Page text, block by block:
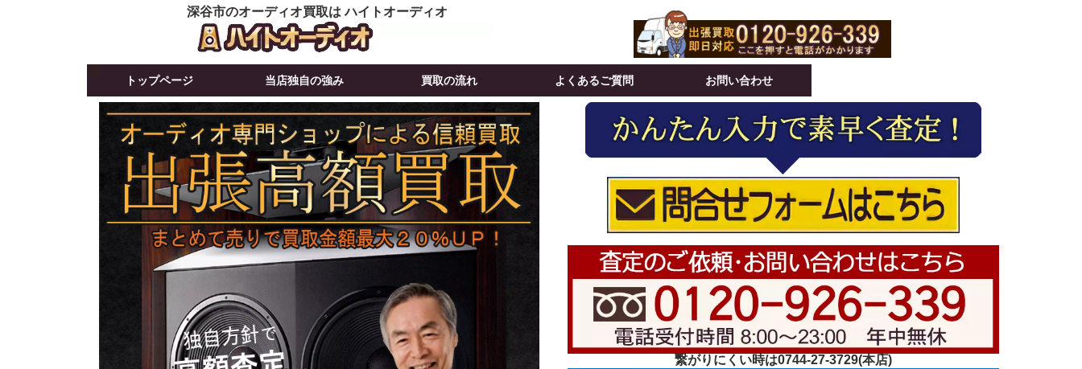
深谷市のオーディオ買取は ハイトオーディオ
繋がりにくい時は0744-27-3729(本店)
トップページ 当店独自の強み 買取の流れ よくあるご質問 お問い合わせ